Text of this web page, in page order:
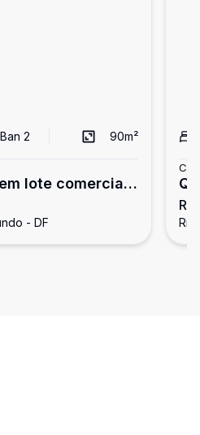
Ban2 90m²
lote comercial
1 suíte - 3
permuta -
- DF
QN 7 | Casa 2